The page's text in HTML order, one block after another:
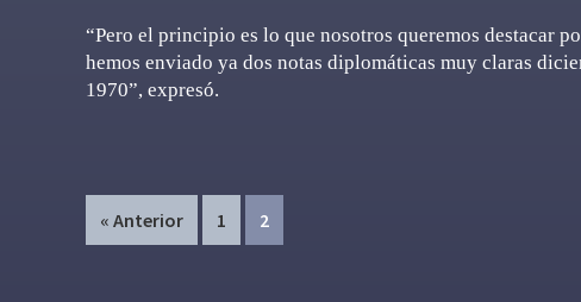
“Pero el principio es lo que nosotros queremos destacar
hemos enviado ya dos notas diplomáticas muy claras
1970”, expresó.
« Anterior Page
1 Page
2